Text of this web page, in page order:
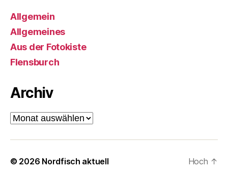
Allgemein
Allgemeines
Aus der Fotokiste
Flensburch
Archiv
Archiv
© 2026 Nordfisch aktuell Hoch ↑